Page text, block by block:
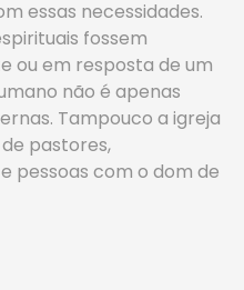
essas necessidades.
fossem
ou em resposta de um
não é apenas
Tampouco a igreja
pastores,
pessoas com o dom de